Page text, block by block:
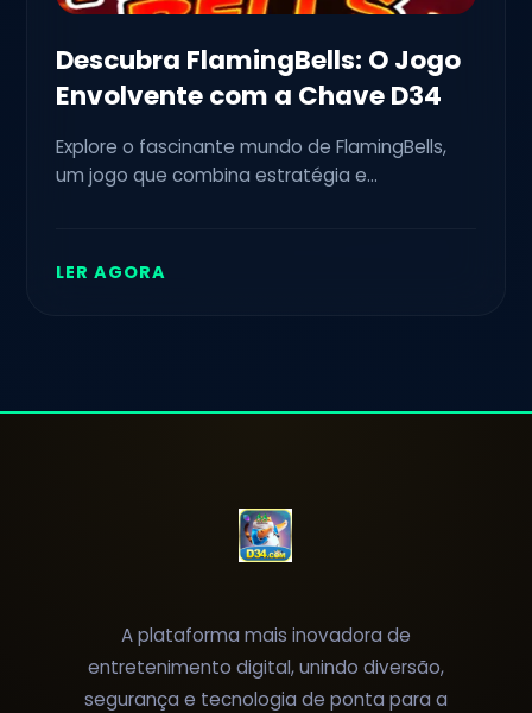
Descubra FlamingBells: O Jogo
Envolvente com a Chave D34
Explore o fascinante mundo de FlamingBells,
um jogo que combina estratégia e
atual.
LER AGORA
A plataforma mais inovadora de
entretenimento digital, unindo diversão,
segurança e tecnologia de ponta para a